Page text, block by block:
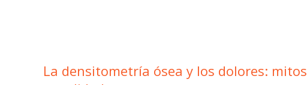
La densitometría ósea y los dolores: mitos